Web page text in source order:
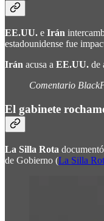
EE.UU. e Irán
estadounidense fue
Irán acusa a EE.UU. de
Comentario
El gabinete
La Silla Rota
de Gobierno (La Silla